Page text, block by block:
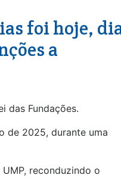
foi hoje,
a
das Fundações.
de 2025, durante uma
reconduzindo o